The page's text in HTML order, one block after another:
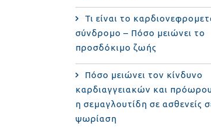
Τι είναι το
σύνδρομο – Πόσο μειώνει το
προσδόκιμο ζωής
Πόσο μειώνει τον κίνδυνο
καρδιαγγειακών και
η σεμαγλουτίδη σε ασθενείς
ψωρίαση